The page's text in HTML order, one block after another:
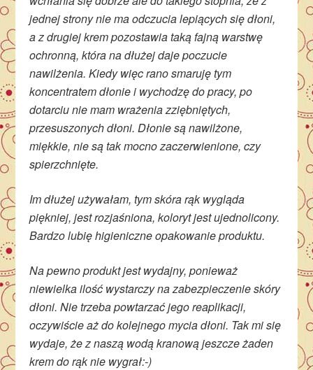
jednej strony nie ma odczucia lepiących się dłoni,
a z drugiej krem pozostawia taką fajną warstwę
ochronną, która na dłużej daje poczucie
nawilżenia. Kiedy więc rano smaruję tym
koncentratem dłonie i wychodzę do pracy, po
dotarciu nie mam wrażenia zziębniętych,
przesuszonych dłoni. Dłonie są nawilżone,
miękkie, nie są tak mocno zaczerwienione, czy
spierzchnięte.
Im dłużej używałam, tym skóra rąk wygląda
piękniej, jest rozjaśniona, koloryt jest ujednolicony.
Bardzo lubię higieniczne opakowanie produktu.
Na pewno produkt jest wydajny, ponieważ
niewielka ilość wystarczy na zabezpieczenie skóry
dłoni. Nie trzeba powtarzać jego reaplikacji,
oczywiście aż do kolejnego mycia dłoni. Tak mi się
wydaje, że z naszą wodą kranową jeszcze żaden
krem do rąk nie wygrał:-)